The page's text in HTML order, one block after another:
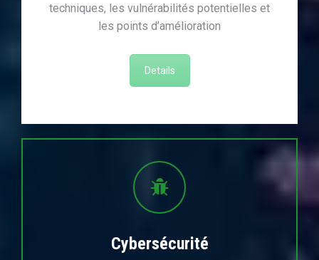
techniques, les vulnérabilités potentielles et
les points d’amélioration
Details
Cybersécurité